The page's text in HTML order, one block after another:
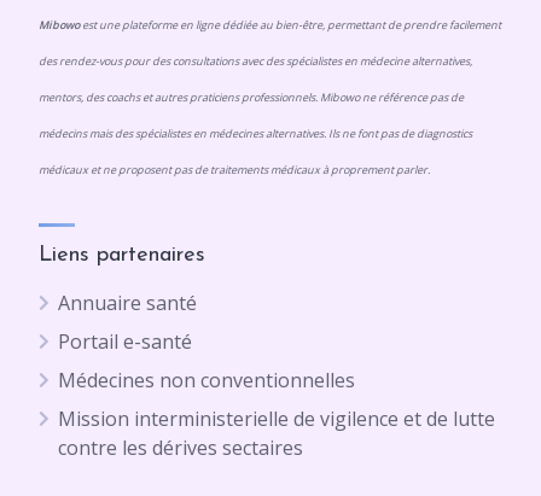
Mibowoest une plateforme en ligne dédiée au bien-être, permettant de prendre facilement
des rendez-vous pour des consultations avec des spécialistes en médecine alternatives,
mentors, des coachs et autres praticiens professionnels. Mibowo ne référence pas de
médecins mais des spécialistes en médecines alternatives. Ils ne font pas de diagnostics
médicaux et ne proposent pas de traitements médicaux à proprement parler.
Liens partenaires
Annuaire santé
Portail e-santé
Médecines non conventionnelles
Mission interministerielle de vigilence et de lutte
contre les dérives sectaires